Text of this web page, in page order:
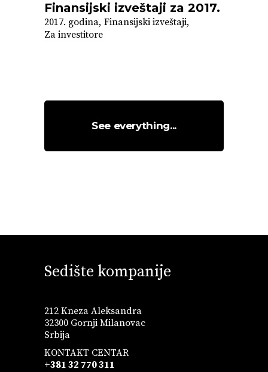
Finansijski izveštaji za 2017.
2017. godina Finansijski izveštaji
Za investitore
See everything...
Sedište kompanije
212 Kneza Aleksandra
32300 Gornji Milanovac
Srbija
KONTAKT CENTAR
+381 32 770 311